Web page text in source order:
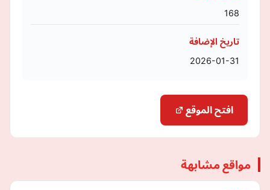
168
تاريخ الإضافة
2026-01-31
افتح الموقع
مواقع مشابهة